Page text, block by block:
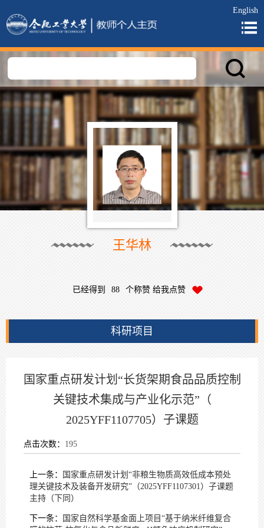
English
王华林
已经得到 88 个称赞 给我点赞
科研项目
国家重点研发计划“长货架期食品品质控制
关键技术集成与产业化示范”（
2025YFF1107705）子课题
点击次数： 195
上一条：
国家重点研发计划“非粮生物质高效低成本预处
理关键技术及装备开发研究”（2025YFF1107301）子课题
主持（下同）
下一条：
国家自然科学基金面上项目“基于纳米纤维复合